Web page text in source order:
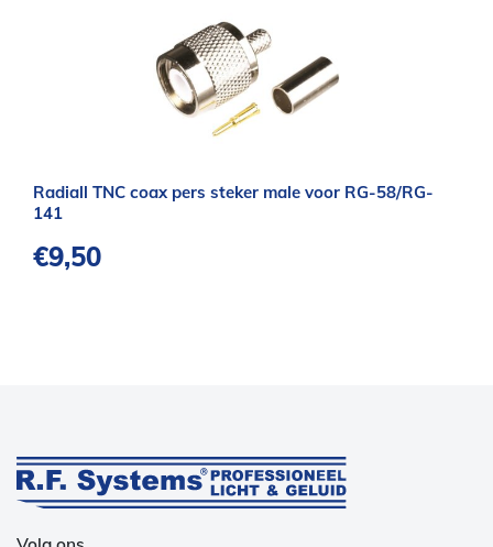
Radiall TNC coax pers steker male voor RG-58/RG-
141
€9,50